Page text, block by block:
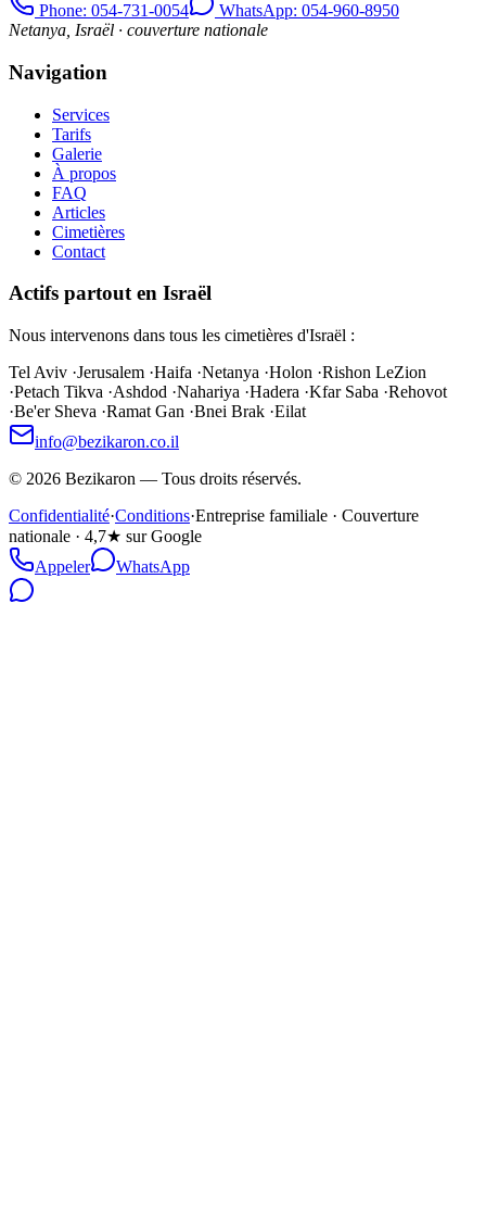
Phone: 054-731-0054
WhatsApp: 054-960-8950
Netanya, Israël · couverture nationale
Navigation
Services
Tarifs
Galerie
À propos
FAQ
Articles
Cimetières
Contact
Actifs partout en Israël
Nous intervenons dans tous les cimetières d'Israël :
Tel Aviv ·Jerusalem ·Haifa ·Netanya ·Holon ·Rishon LeZion
·Petach Tikva ·Ashdod ·Nahariya ·Hadera ·Kfar Saba ·Rehovot
·Be'er Sheva ·Ramat Gan ·Bnei Brak ·Eilat
info@bezikaron.co.il
© 2026 Bezikaron — Tous droits réservés.
Confidentialité·Conditions·Entreprise familiale · Couverture
nationale · 4,7★ sur Google
Appeler
WhatsApp